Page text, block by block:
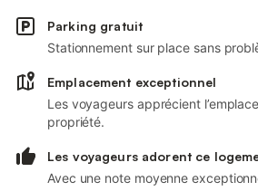
Parking gratuit
Stationnement sur place sans
Emplacement exceptionnel
Les voyageurs apprécient
propriété.
Les voyageurs adorent ce
Avec une note moyenne